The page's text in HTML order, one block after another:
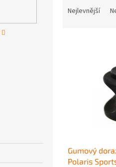
Nejlevnější
Gumový
Polaris